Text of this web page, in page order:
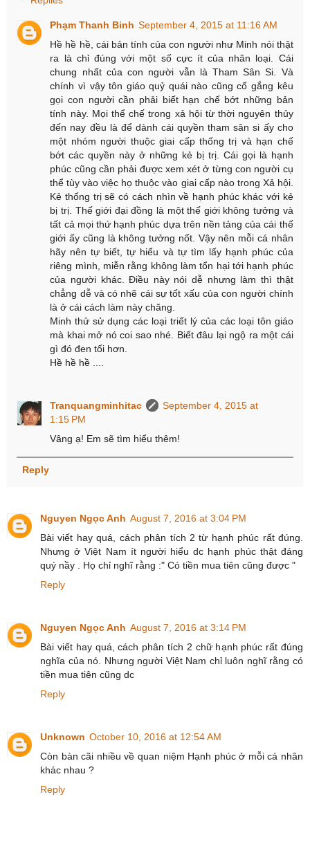
Phạm Thanh Binh September 4, 2015 at 11:16 AM
Hề hề hề, cái bản tính của con người như Minh nói thật
ra là chỉ đúng với một số cực ít của nhân loại. Cái
chung nhất của con người vẫn là Tham Sân Si. Và
chính vì vậy tôn giáo quỷ quái nào cũng cố gắng kêu
gọi con người cần phải biết hạn chế bớt những bản
tính này. Mọi thể chế trong xả hội từ thời nguyên thủy
đến nay đều là để dành cái quyền tham sân si ấy cho
một nhóm người thuộc giai cấp thống trị và hạn chế
bớt các quyền này ở những kẻ bị trị. Cái gọi là hạnh
phúc cũng cần phải được xem xét ở từng con người cụ
thể tùy vào việc họ thuộc vào giai cấp nào trong Xả hội.
Kẻ thống trị sẽ có cách nhìn về hạnh phúc khác với kẻ
bị trị. Thế giới đại đồng là một thế giới không tưởng và
tất cả mọi thứ hạnh phúc dựa trên nền tảng của cái thế
giới ấy cũng là không tưởng nốt. Vậy nên mỗi cá nhân
hãy nên tự biết, tự hiểu và tự tìm lấy hạnh phúc của
riêng mình, miễn rằng không làm tổn hại tới hạnh phúc
của người khác. Điều này nói dễ nhưng làm thì thật
chẳng dễ và có nhẽ cái sự tốt xấu của con người chính
là ở cái cách làm này chăng.
Minh thử sử dụng các loại triết lý của các loại tôn giáo
mà khai mở nó coi sao nhé. Biết đâu lại ngộ ra một cái
gì đó đen tối hơn.
Hề hề hề ....
Tranquangminhitac
September 4, 2015 at
1:15 PM
Vâng ạ! Em sẽ tìm hiểu thêm!
Reply
Nguyen Ngọc Anh August 7, 2016 at 3:04 PM
Bài viết hay quá, cách phân tích 2 từ hạnh phúc rất đúng.
Nhưng ở Việt Nam ít người hiểu dc hạnh phúc thật đáng
quý nầy . Họ chỉ nghĩ rằng :" Có tiền mua tiên cũng được "
Reply
Nguyen Ngọc Anh August 7, 2016 at 3:14 PM
Bài viết hay quá, cách phân tích 2 chữ hạnh phúc rất đúng
nghĩa của nó. Nhưng người Việt Nam chỉ luôn nghĩ rằng có
tiền mua tiên cũng dc
Reply
Unknown October 10, 2016 at 12:54 AM
Còn bàn cãi nhiều về quan niệm Hạnh phúc ở mỗi cá nhân
khác nhau ?
Reply